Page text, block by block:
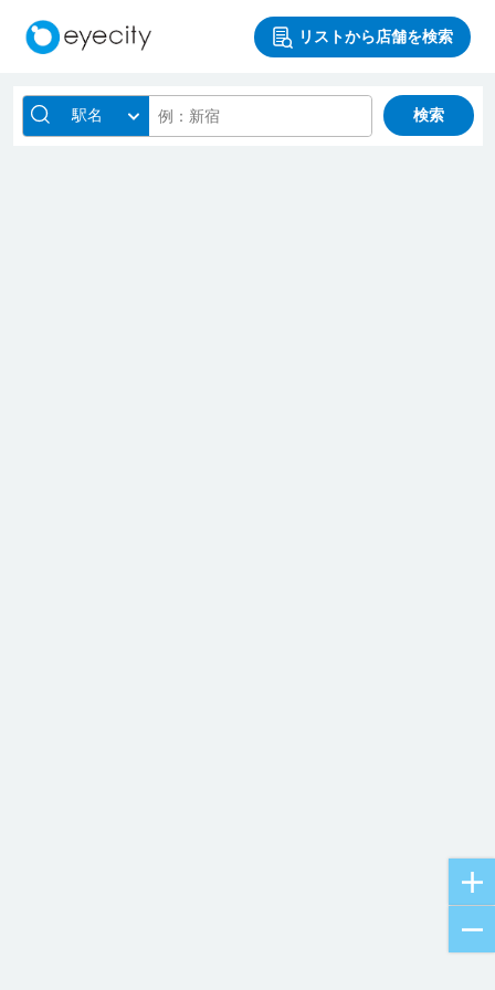
リストから店舗を検索
駅名 検索